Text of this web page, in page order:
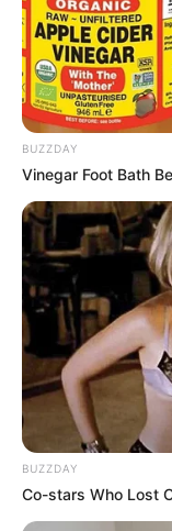
TAGS DRAMA KOREA I
BUZZDAY
Vinegar Foot Bath
BUZZDAY
Co-stars Who Lost